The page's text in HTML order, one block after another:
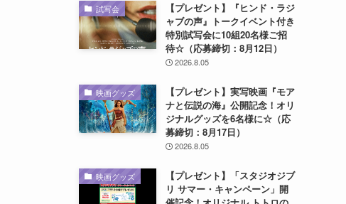
試写会
【プレゼント】『ヒンド・ラジ
ャブの声』トークイベント付き
特別試写会に10組20名様ご招
待☆（応募締切：8月12日）
2026.8.05
映画グッズ
【プレゼント】実写映画『モア
ナと伝説の海』公開記念！オリ
ジナルグッズを6名様に☆（応
募締切：8月17日）
2026.8.05
映画グッズ
【プレゼント】「スタジオジブ
リ サマー・キャンペーン」開